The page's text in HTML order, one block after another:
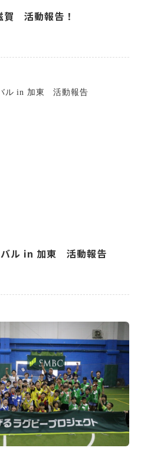
活動報告！
バル in 加東 活動報告